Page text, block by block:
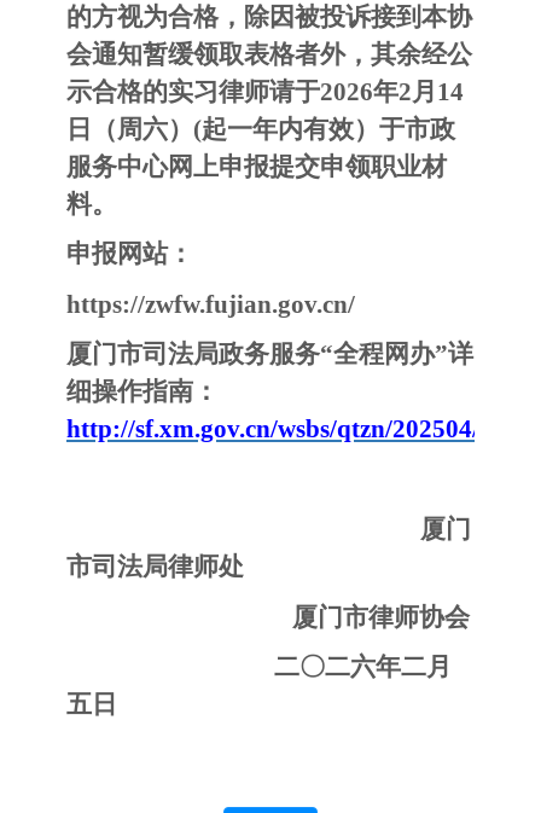
的方视为合格，除因被投诉接到本协
会通知暂缓领取表格者外，其余经公
示合格的实习律师请于2026年2月14
日（周六）(起一年内有效）于市政
服务中心网上申报提交申领职业材
料。
申报网站：
https://zwfw.fujian.gov.cn/
厦门市司法局政务服务“全程网办”详
细操作指南：
http://sf.xm.gov.cn/wsbs/qtzn/202504/
厦门
市司法局律师处
厦门市律师协会
二〇二六年二月
五日